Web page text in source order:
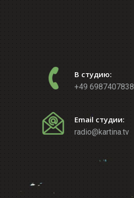
В студию:
+49 6987407838
Email студии:
radio@kartina.tv